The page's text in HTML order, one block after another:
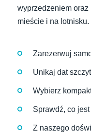
wyprzedzeniem
mieście i na lotnisku.
Zarezerwuj
Unikaj dat
Wybierz
Sprawdź, co
Z naszego